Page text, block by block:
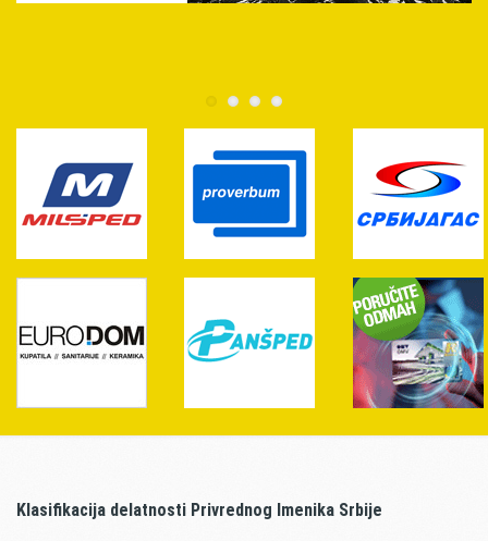
Klasifikacija delatnosti Privrednog Imenika Srbije